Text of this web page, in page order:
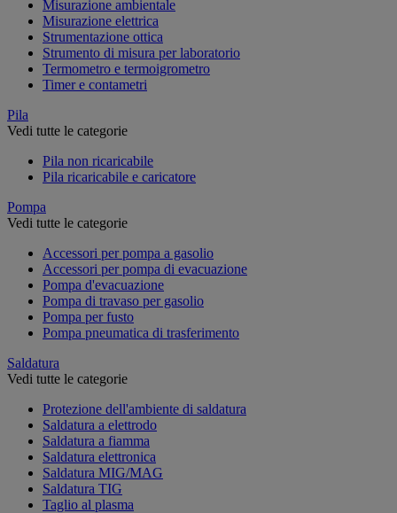
Misurazione ambientale
Misurazione elettrica
Strumentazione ottica
Strumento di misura per laboratorio
Termometro e termoigrometro
Timer e contametri
Pila
Vedi tutte le categorie
Pila non ricaricabile
Pila ricaricabile e caricatore
Pompa
Vedi tutte le categorie
Accessori per pompa a gasolio
Accessori per pompa di evacuazione
Pompa d'evacuazione
Pompa di travaso per gasolio
Pompa per fusto
Pompa pneumatica di trasferimento
Saldatura
Vedi tutte le categorie
Protezione dell'ambiente di saldatura
Saldatura a elettrodo
Saldatura a fiamma
Saldatura elettronica
Saldatura MIG/MAG
Saldatura TIG
Taglio al plasma